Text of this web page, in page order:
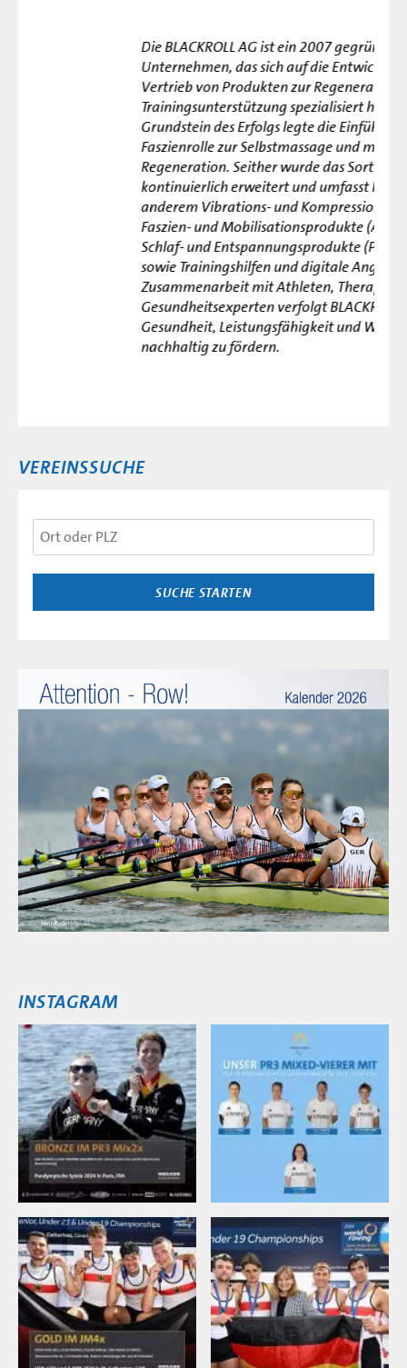
Die BLACKROLL AG ist ein 2007 gegründetes
Unternehmen, das sich auf die Entwicklung und den
Vertrieb von Produkten zur Regeneration und
Trainingsunterstützung spezialisiert hat. Den
Grundstein des Erfolgs legte die Einführung der
Faszienrolle zur Selbstmassage und muskulären
Regeneration. Seither wurde das Sortiment
kontinuierlich erweitert und umfasst heute unter
anderem Vibrations- und Kompressionsprodukte,
Faszien- und Mobilisationsprodukte (Active Recovery),
Schlaf- und Entspannungsprodukte (Passive Recovery)
sowie Trainingshilfen und digitale Angebote. In enger
Zusammenarbeit mit Athleten, Therapeuten und
Gesundheitsexperten verfolgt BLACKROLL® das Ziel,
Gesundheit, Leistungsfähigkeit und Wohlbefinden
nachhaltig zu fördern.
VEREINSSUCHE
Ort
INSTAGRAM